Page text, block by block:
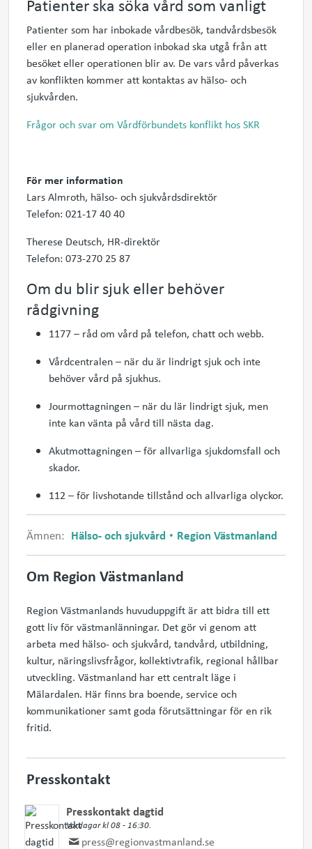
Patienter ska söka vård som vanligt
Patienter som har inbokade vårdbesök, tandvårdsbesök
eller en planerad operation inbokad ska utgå från att
besöket eller operationen blir av. De vars vård påverkas
av konflikten kommer att kontaktas av hälso- och
sjukvården.
Frågor och svar om Vårdförbundets konflikt hos SKR
För mer information
Lars Almroth, hälso- och sjukvårdsdirektör
Telefon: 021-17 40 40
Therese Deutsch, HR-direktör
Telefon: 073-270 25 87
Om du blir sjuk eller behöver
rådgivning
1177 – råd om vård på telefon, chatt och webb.
Vårdcentralen – när du är lindrigt sjuk och inte
behöver vård på sjukhus.
Jourmottagningen – när du lär lindrigt sjuk, men
inte kan vänta på vård till nästa dag.
Akutmottagningen – för allvarliga sjukdomsfall och
skador.
112 – för livshotande tillstånd och allvarliga olyckor.
Ämnen: Hälso- och sjukvård Region Västmanland
Om Region Västmanland
Region Västmanlands huvuduppgift är att bidra till ett
gott liv för västmanlänningar. Det gör vi genom att
arbeta med hälso- och sjukvård, tandvård, utbildning,
kultur, näringslivsfrågor, kollektivtrafik, regional hållbar
utveckling. Västmanland har ett centralt läge i
Mälardalen. Här finns bra boende, service och
kommunikationer samt goda förutsättningar för en rik
fritid.
Presskontakt
Presskontakt dagtid
Vardagar kl 08 - 16:30.
press@regionvastmanland.se